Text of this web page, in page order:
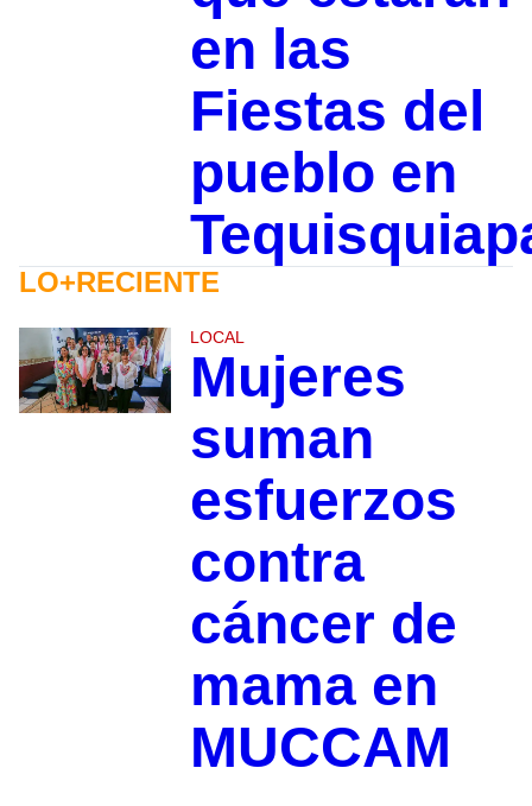
en las
Fiestas del
pueblo en
LO+RECIENTE
LOCAL
Mujeres
suman
esfuerzos
contra
cáncer de
mama en
MUCCAM